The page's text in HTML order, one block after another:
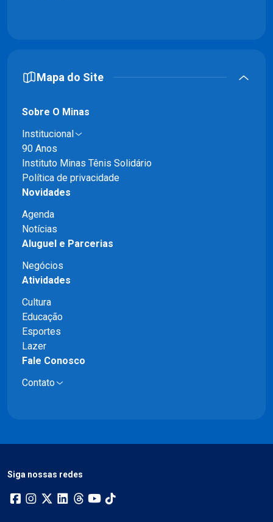
Mapa do Site
Sobre O Minas
Institucional
90 Anos
Instituto Minas Tênis Solidário
Política de privacidade
Novidades
Agenda
Notícias
Aluguel e Parcerias
Negócios
Atividades
Cultura
Educação
Esportes
Lazer
Fale Conosco
Contato
Siga nossas redes